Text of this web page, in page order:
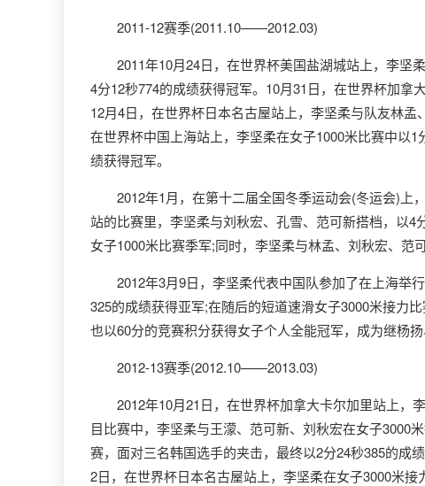
2011-12赛季(2011.10——2012.03)
2011年10月24日，在世界杯美国盐湖城站上，李坚柔
4分12秒774的成绩获得冠军。10月31日，在世界杯加拿
12月4日，在世界杯日本名古屋站上，李坚柔与队友林孟
在世界杯中国上海站上，李坚柔在女子1000米比赛中以
绩获得冠军。
2012年1月，在第十二届全国冬季运动会(冬运会)上
站的比赛里，李坚柔与刘秋宏、孔雪、范可新搭档，以
女子1000米比赛季军;同时，李坚柔与林孟、刘秋宏、范
2012年3月9日，李坚柔代表中国队参加了在上海举行
325的成绩获得亚军;在随后的短道速滑女子3000米接力
也以60分的竞赛积分获得女子个人全能冠军，成为继杨
2012-13赛季(2012.10——2013.03)
2012年10月21日，在世界杯加拿大卡尔加里站上，李
目比赛中，李坚柔与王濛、范可新、刘秋宏在女子3000
赛，面对三名韩国选手的夹击，最终以2分24秒385的成
2日，在世界杯日本名古屋站上，李坚柔在女子3000米